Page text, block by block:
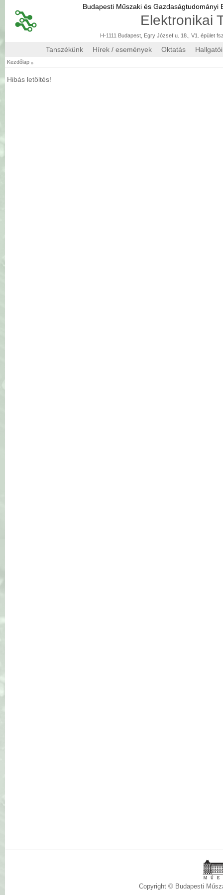
Budapesti Műszaki és Gazdaságtudományi
Elektronikai
H-1111 Budapest, Egry József u. 18., V1. épület
Tanszékünk Hírek / események Oktatás
Kezdőlap »
Hibás letöltés!
Copyright © Budapesti